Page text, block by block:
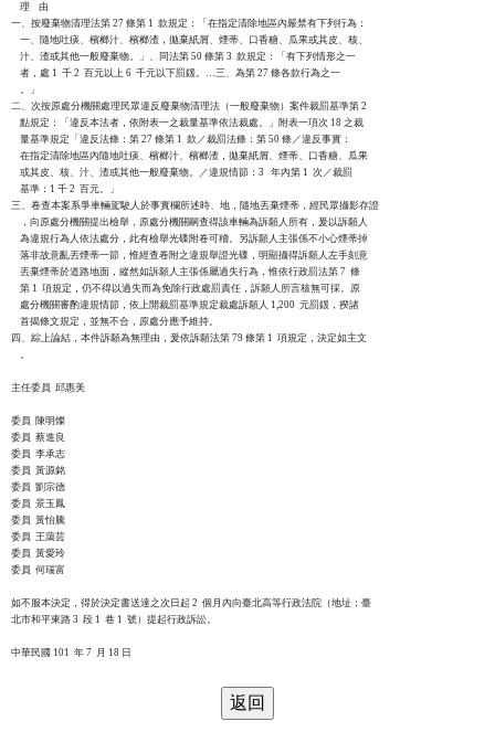
    理    由
一、按廢棄物清理法第 27 條第 1  款規定：「在指定清除地區內嚴禁有下列行為：
    一、隨地吐痰、檳榔汁、檳榔渣，拋棄紙屑、煙蒂、口香糖、瓜果或其皮、核、
    汁、渣或其他一般廢棄物。」、同法第 50 條第 3  款規定：「有下列情形之一
    者，處 1  千 2  百元以上 6  千元以下罰鍰。…三、為第 27 條各款行為之一
    。」
二、次按原處分機關處理民眾違反廢棄物清理法（一般廢棄物）案件裁罰基準第 2
    點規定：「違反本法者，依附表一之裁量基準依法裁處。」附表一項次 18 之裁
    量基準規定「違反法條：第 27 條第 1  款／裁罰法條：第 50 條／違反事實：
    在指定清除地區內隨地吐痰、檳榔汁、檳榔渣，拋棄紙屑、煙蒂、口香糖、瓜果
    或其皮、核、汁、渣或其他一般廢棄物。／違規情節：3   年內第 1  次／裁罰
    基準：1 千 2  百元。」
三、卷查本案系爭車輛駕駛人於事實欄所述時、地，隨地丟棄煙蒂，經民眾攝影存證
    ，向原處分機關提出檢舉，原處分機關嗣查得該車輛為訴願人所有，爰以訴願人
    為違規行為人依法處分，此有檢舉光碟附卷可稽。另訴願人主張係不小心煙蒂掉
    落非故意亂丟煙蒂一節，惟經查卷附之違規舉證光碟，明顯攝得訴願人左手刻意
    丟棄煙蒂於道路地面，縱然如訴願人主張係屬過失行為，惟依行政罰法第 7  條
    第 1  項規定，仍不得以過失而為免除行政處罰責任，訴願人所言核無可採。原
    處分機關審酌違規情節，依上開裁罰基準規定裁處訴願人 1,200  元罰鍰，揆諸
    首揭條文規定，並無不合，原處分應予維持。
四、綜上論結，本件訴願為無理由，爰依訴願法第 79 條第 1  項規定，決定如主文
    。
主任委員  邱惠美
委員  陳明燦
委員  蔡進良
委員  李承志
委員  黃源銘
委員  劉宗德
委員  景玉鳳
委員  黃怡騰
委員  王藹芸
委員  黃愛玲
委員  何瑞富
如不服本決定，得於決定書送達之次日起 2  個月內向臺北高等行政法院（地址：臺
北市和平東路 3  段 1  巷 1  號）提起行政訴訟。